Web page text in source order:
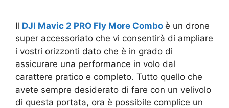
Il DJI Mavic 2 PRO Fly More Combo è un drone
super accessoriato che vi consentirà di ampliare
i vostri orizzonti dato che è in grado di
assicurare una performance in volo dal
carattere pratico e completo. Tutto quello che
avete sempre desiderato di fare con un velivolo
di questa portata, ora è possibile complice un